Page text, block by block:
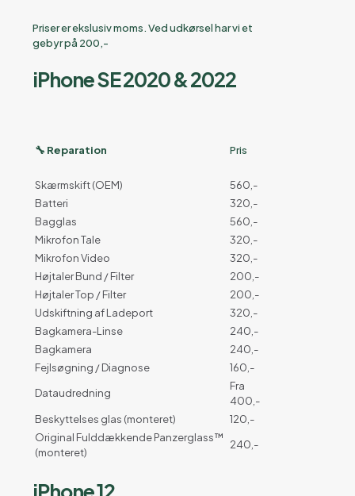
Priser er ekslusiv moms. Ved udkørsel har vi et
gebyr på 200,-
iPhone SE 2020 & 2022
🔧 Reparation Pris
Skærmskift (OEM)
560,-
Batteri
320,-
Bagglas
560,-
Mikrofon Tale
320,-
Mikrofon Video
320,-
Højtaler Bund / Filter
200,-
Højtaler Top / Filter
200,-
Udskiftning af Ladeport
320,-
Bagkamera-Linse
240,-
Bagkamera
240,-
Fejlsøgning / Diagnose
160,-
Dataudredning
Fra
400,-
Beskyttelses glas (monteret)
120,-
Original Fulddækkende Panzerglass™
(monteret)
240,-